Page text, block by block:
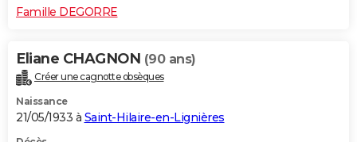
Famille DEGORRE
Eliane CHAGNON (90 ans)
Créer une cagnotte obsèques
Naissance
21/05/1933 à Saint-Hilaire-en-Lignières